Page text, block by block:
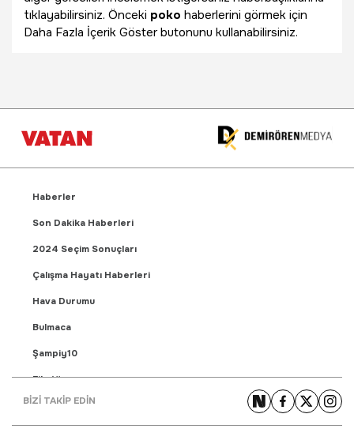
tıklayabilirsiniz. Önceki poko haberlerini görmek için
Daha Fazla İçerik Göster butonunu kullanabilirsiniz.
Haberler
Son Dakika Haberleri
2024 Seçim Sonuçları
Çalışma Hayatı Haberleri
Hava Durumu
Bulmaca
Şampiy10
Fikstür
Puan Durumu
BİZİ TAKİP EDİN